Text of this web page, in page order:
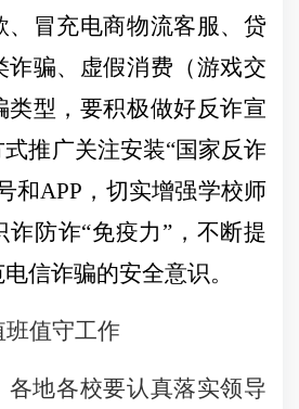
、冒充电商物流客服、贷
诈骗、虚假消费（游戏交
类型，要积极做好反诈宣
推广关注安装“国家反诈
和APP ，切实增强学校师
诈防诈“免疫力”，不断提
信诈骗的安全意识。
值守工作
各地各校要认真落实领导